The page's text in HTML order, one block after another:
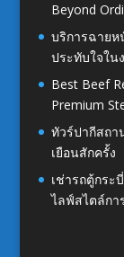
Beyond
บริการฉายห
ประทับใจใน
Best Beef
Premium
ทัวร์ปากีสถา
เยือนสักครั้ง
เช่ารถตู้กระ
ไลฟ์สไตล์กา